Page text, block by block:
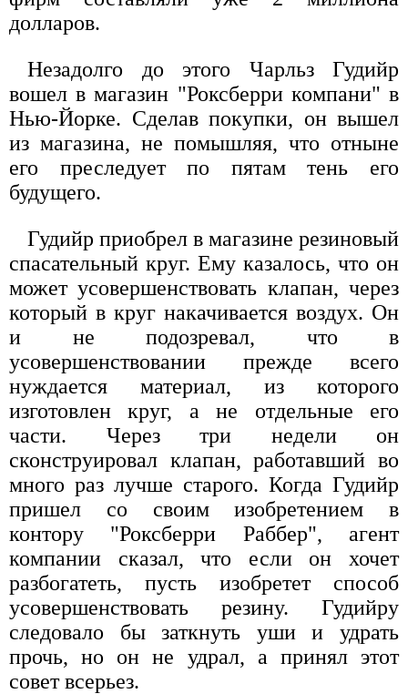
долларов.
Незадолго до этого Чарльз Гудийр
вошел в магазин "Роксберри компани" в
Нью-Йорке. Сделав покупки, он вышел
из магазина, не помышляя, что отныне
его преследует по пятам тень его
будущего.
Гудийр приобрел в магазине резиновый
спасательный круг. Ему казалось, что он
может усовершенствовать клапан, через
который в круг накачивается воздух. Он
и не подозревал, что в
усовершенствовании прежде всего
нуждается материал, из которого
изготовлен круг, а не отдельные его
части. Через три недели он
сконструировал клапан, работавший во
много раз лучше старого. Когда Гудийр
пришел со своим изобретением в
контору "Роксберри Раббер", агент
компании сказал, что если он хочет
разбогатеть, пусть изобретет способ
усовершенствовать резину. Гудийру
следовало бы заткнуть уши и удрать
прочь, но он не удрал, а принял этот
совет всерьез.